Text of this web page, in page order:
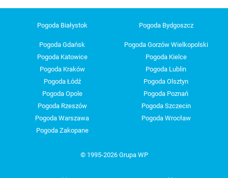
Pogoda Białystok Pogoda Bydgoszcz
Pogoda Gdańsk
Pogoda Gorzów Wielkopolski
Pogoda Katowice
Pogoda Kielce
Pogoda Kraków
Pogoda Lublin
Pogoda Łódź
Pogoda Olsztyn
Pogoda Opole
Pogoda Poznań
Pogoda Rzeszów
Pogoda Szczecin
Pogoda Warszawa
Pogoda Wrocław
Pogoda Zakopane
© 1995-2026 Grupa WP